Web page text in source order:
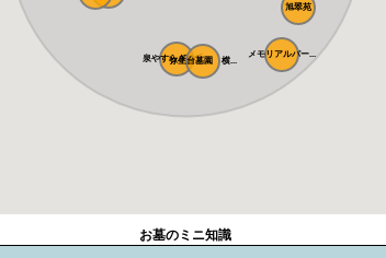
旭翠苑
泉やすらぎの丘...
弥生台墓園 横...
メモリアルパー...
お墓のミニ知識